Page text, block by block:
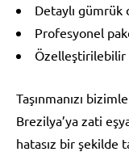
Detaylı gümrük
Profesyonel
Özelleştirilebilir
Taşınmanızı
Brezilya’ya zati
hatasız bir şekilde